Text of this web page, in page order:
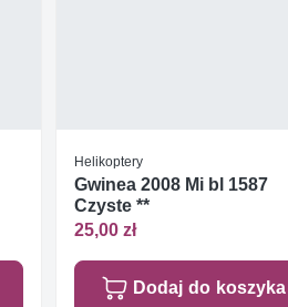
Helikoptery
Gwinea 2008 Mi bl 1587
Czyste **
25,00 zł
Dodaj do koszyka